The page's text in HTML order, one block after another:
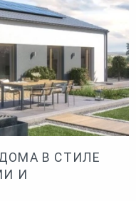
В СТИЛЕ
И